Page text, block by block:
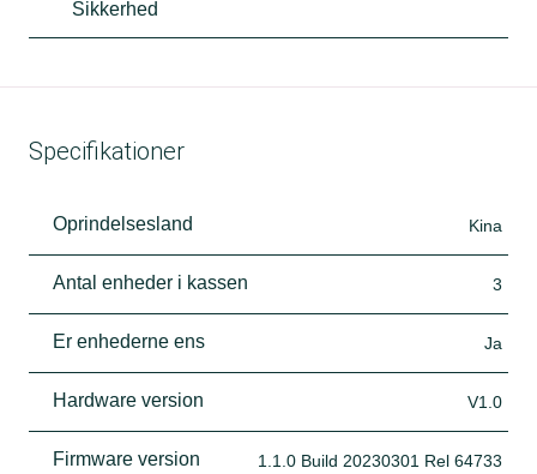
Sikkerhed
Specifikationer
Oprindelsesland Kina
Antal enheder i kassen 3
Er enhederne ens Ja
Hardware version V1.0
Firmware version
1.1.0 Build 20230301 Rel 64733